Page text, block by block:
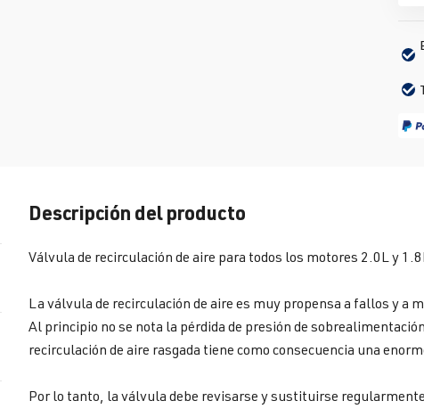
Descripción del producto
Válvula de recirculación de aire para todos los motores 2.0L y
La válvula de recirculación de aire es muy propensa a fallos y a
Al principio no se nota la pérdida de presión de
recirculación de aire rasgada tiene como consecuencia una
Por lo tanto, la válvula debe revisarse y sustituirse